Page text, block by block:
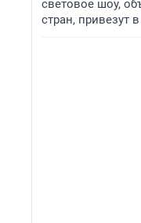
световое шоу,
стран, привезут